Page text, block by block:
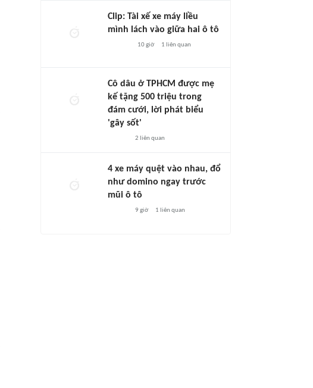
Clip: Tài xế xe máy liều
mình lách vào giữa hai ô tô
10 giờ 1 liên quan
Cô dâu ở TPHCM được mẹ
kế tặng 500 triệu trong
đám cưới, lời phát biểu
'gây sốt'
2 liên quan
4 xe máy quệt vào nhau, đổ
như domino ngay trước
mũi ô tô
9 giờ 1 liên quan